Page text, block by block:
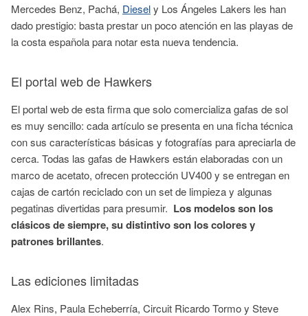
Mercedes Benz, Pachá, Diesely Los Ángeles Lakers les han
dado prestigio: basta prestar un poco atención en las playas de
la costa española para notar esta nueva tendencia.
El portal web de Hawkers
El portal web de esta firma que solo comercializa gafas de sol
es muy sencillo: cada artículo se presenta en una ficha técnica
con sus características básicas y fotografías para apreciarla de
cerca. Todas las gafas de Hawkers están elaboradas con un
marco de acetato, ofrecen protección UV400 y se entregan en
cajas de cartón reciclado con un set de limpieza y algunas
pegatinas divertidas para presumir. Los modelos son los
clásicos de siempre, su distintivo son los colores y
patrones brillantes.
Las ediciones limitadas
Alex Rins, Paula Echeberría, Circuit Ricardo Tormo y Steve